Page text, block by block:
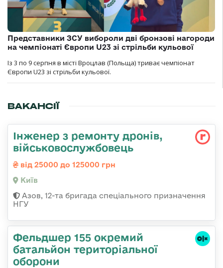
Представники ЗСУ вибороли дві бронзові нагороди
на чемпіонаті Європи U23 зі стрільби кульової
Із 3 по 9 серпня в місті Вроцлав (Польща) триває чемпіонат
Європи U23 зі стрільби кульової.
ВАКАНСІЇ
Інженер з ремонту дронів,
військовослужбовець
від 25000 до 125000 грн
Київ
Азов, 12-та бригада спеціального призначення
НГУ
Фельдшер 155 окремий
батальйон територіальної
оборони